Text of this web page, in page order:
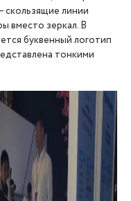
скользящие линии
вместо зеркал. В
буквенный логотип
тонкими